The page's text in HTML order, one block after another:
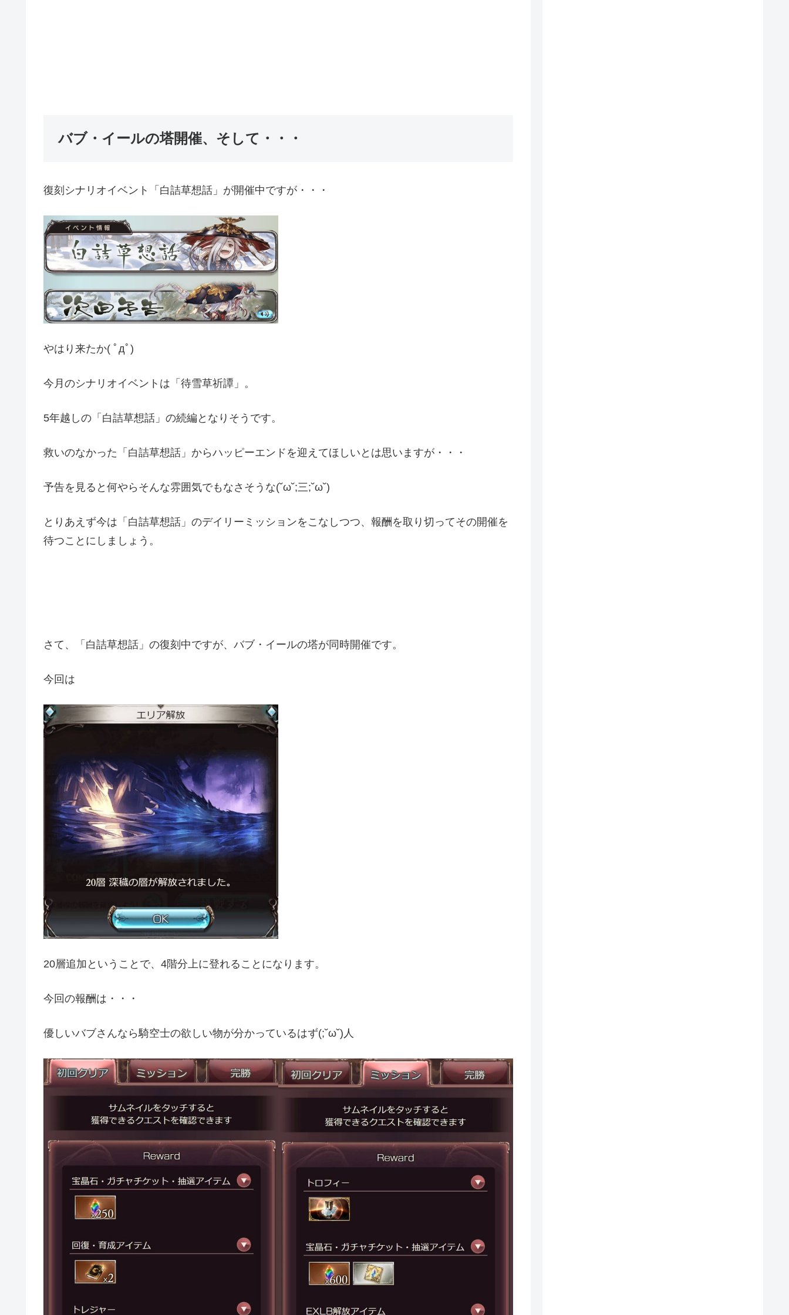
バブ・イールの塔開催、そして・・・
復刻シナリオイベント「白詰草想話」が開催中ですが・・・
やはり来たか( ﾟдﾟ)
今月のシナリオイベントは「待雪草祈譚」。
5年越しの「白詰草想話」の続編となりそうです。
救いのなかった「白詰草想話」からハッピーエンドを迎えてほしいとは思いますが・・・
予告を見ると何やらそんな雰囲気でもなさそうな(˘ω˘;三;˘ω˘)
とりあえず今は「白詰草想話」のデイリーミッションをこなしつつ、報酬を取り切ってその開催を
待つことにしましょう。
さて、「白詰草想話」の復刻中ですが、バブ・イールの塔が同時開催です。
今回は
20層追加ということで、4階分上に登れることになります。
今回の報酬は・・・
優しいバブさんなら騎空士の欲しい物が分かっているはず(;˘ω˘)人